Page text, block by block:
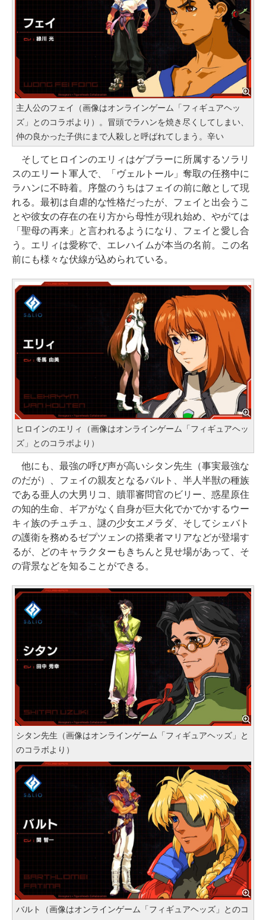
主人公のフェイ（画像はオンラインゲーム「フィギュアヘッ
ズ」とのコラボより）。冒頭でラハンを焼き尽くしてしまい、
仲の良かった子供にまで人殺しと呼ばれてしまう。辛い
そしてヒロインのエリィはゲブラーに所属するソラリ
スのエリート軍人で、「ヴェルトール」奪取の任務中に
ラハンに不時着。序盤のうちはフェイの前に敵として現
れる。最初は自虐的な性格だったが、フェイと出会うこ
とや彼女の存在の在り方から母性が現れ始め、やがては
「聖母の再来」と言われるようになり、フェイと愛し合
う。エリィは愛称で、エレハイムが本当の名前。この名
前にも様々な伏線が込められている。
ヒロインのエリィ（画像はオンラインゲーム「フィギュアヘッ
ズ」とのコラボより）
他にも、最強の呼び声が高いシタン先生（事実最強な
のだが）、フェイの親友となるバルト、半人半獣の種族
である亜人の大男リコ、贖罪審問官のビリー、惑星原住
の知的生命、ギアがなく自身が巨大化でかでかするウー
キィ族のチュチュ、謎の少女エメラダ、そしてシェバト
の護衛を務めるゼプツェンの搭乗者マリアなどが登場す
るが、どのキャラクターもきちんと見せ場があって、そ
の背景などを知ることができる。
シタン先生（画像はオンラインゲーム「フィギュアヘッズ」と
のコラボより）
バルト（画像はオンラインゲーム「フィギュアヘッズ」とのコ